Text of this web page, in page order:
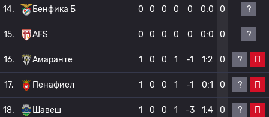
14. Бенфика Б 0 0 0 0 0 0:0 0 ?
15. AFS 0 0 0 0 0 0:0 0 ?
16. Амаранте 1 0 0 1 -1 1:2 0 ? П
17. Пенафиел 1 0 0 1 -1 0:1 0 ? П
18. Шавеш 1 0 0 1 -3 1:4 0 ? П